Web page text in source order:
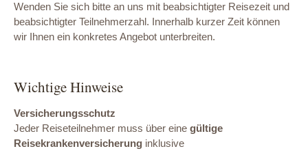
Wenden Sie sich bitte an uns mit beabsichtigter Reisezeit und
beabsichtigter Teilnehmerzahl. Innerhalb kurzer Zeit können
wir Ihnen ein konkretes Angebot unterbreiten.
Wichtige Hinweise
Versicherungsschutz
Jeder Reiseteilnehmer muss über eine gültige
Reisekrankenversicherung inklusive